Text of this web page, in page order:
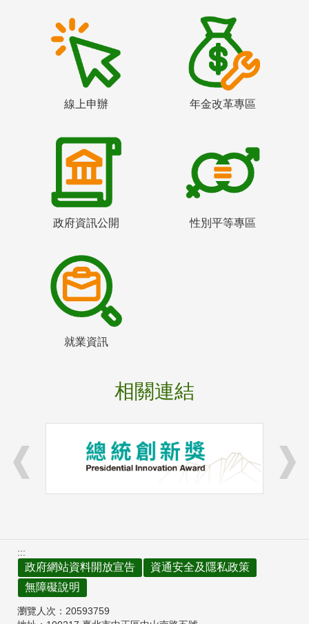
線上申辦 年金改革專區
政府資訊公開 性別平等專區
就業資訊
相關連結
:::
政府網站資料開放宣告
資通安全及隱私政策
無障礙說明
瀏覽人次： 20593759